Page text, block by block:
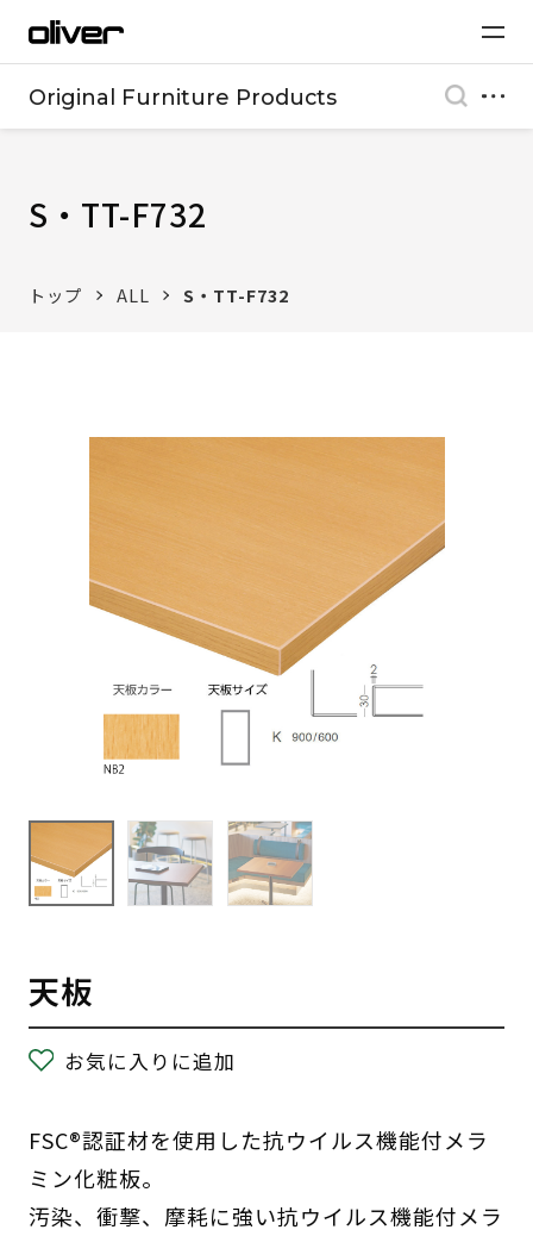
Original Furniture Products
S・TT-F732
トップ ALL S・TT-F732
天板
お気に入りに追加
FSC®認証材を使用した抗ウイルス機能付メラ
ミン化粧板。
汚染、衝撃、摩耗に強い抗ウイルス機能付メラ